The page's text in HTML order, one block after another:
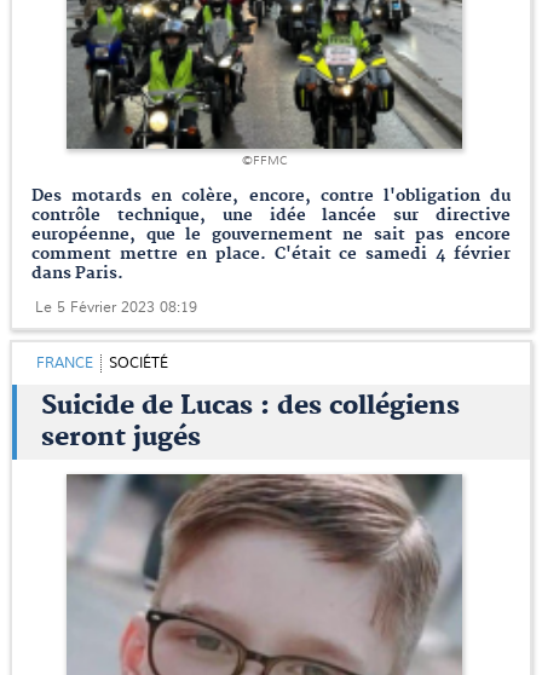
©FFMC
Des motards en colère, encore, contre l'obligation du
contrôle technique, une idée lancée sur directive
européenne, que le gouvernement ne sait pas encore
comment mettre en place. C'était ce samedi 4 février
dans Paris.
Le 5 Février 2023 08:19
FRANCE SOCIÉTÉ
Suicide de Lucas : des collégiens
seront jugés